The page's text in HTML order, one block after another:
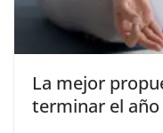
La mejor
terminar el